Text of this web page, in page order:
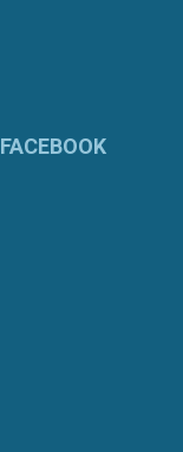
FACEBOOK